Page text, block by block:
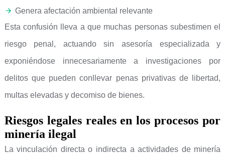
Genera afectación ambiental relevante
Esta confusión lleva a que muchas personas subestimen el
riesgo penal, actuando sin asesoría especializada y
exponiéndose innecesariamente a investigaciones por
delitos que pueden conllevar penas privativas de libertad,
multas elevadas y decomiso de bienes.
Riesgos legales reales en los procesos por
minería ilegal
La vinculación directa o indirecta a actividades de minería